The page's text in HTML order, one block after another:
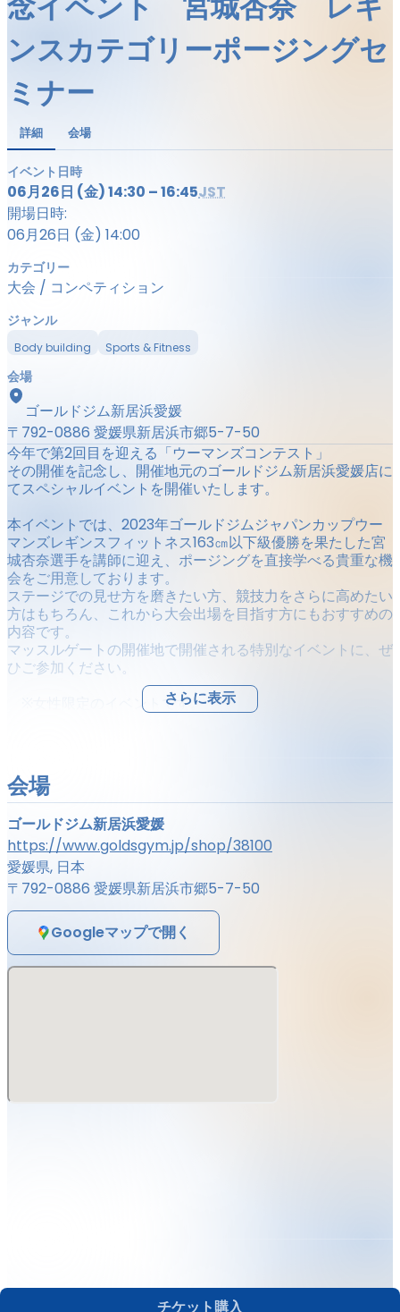
ンスカテゴリーポージングセ
ミナー
詳細 会場
イベント日時
06月26日 (金) 14:30 – 16:45JST
開場日時:
06月26日 (金) 14:00
カテゴリー
大会 / コンペティション
ジャンル
Body building Sports & Fitness
会場
ゴールドジム新居浜愛媛
〒792-0886 愛媛県新居浜市郷5-7-50
今年で第2回目を迎える「ウーマンズコンテスト」
その開催を記念し、開催地元のゴールドジム新居浜愛媛店に
てスペシャルイベントを開催いたします。
本イベントでは、2023年ゴールドジムジャパンカップウー
マンズレギンスフィットネス163㎝以下級優勝を果たした宮
城杏奈選手を講師に迎え、ポージングを直接学べる貴重な機
会をご用意しております。
ステージでの見せ方を磨きたい方、競技力をさらに高めたい
方はもちろん、これから大会出場を目指す方にもおすすめの
内容です。
マッスルゲートの開催地で開催される特別なイベントに、ぜ
ひご参加ください。
※女性限定のイベントです。
場所：ゴールドジム新居浜愛媛店 スタジオ
開催日：2026年6月26日（金）
――――――――――――――――
■イベント内容
【少人数制ポージングセミナー】
時間：14:30～15:30
■施設利用について（ビジター様）
さらに表示
会場
ゴールドジム新居浜愛媛
https://www.goldsgym.jp/shop/38100
愛媛県, 日本
〒792-0886 愛媛県新居浜市郷5-7-50
Googleマップで開く
チケット購入